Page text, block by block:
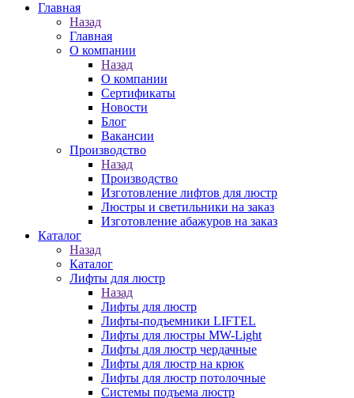
Главная
Назад
Главная
О компании
Назад
О компании
Сертификаты
Новости
Блог
Вакансии
Производство
Назад
Производство
Изготовление лифтов для люстр
Люстры и светильники на заказ
Изготовление абажуров на заказ
Каталог
Назад
Каталог
Лифты для люстр
Назад
Лифты для люстр
Лифты-подъемники LIFTEL
Лифты для люстры MW-Light
Лифты для люстр чердачные
Лифты для люстр на крюк
Лифты для люстр потолочные
Системы подъема люстр